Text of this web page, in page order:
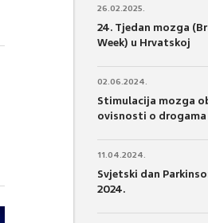
26.02.2025.
24. Tjedan mozga
Week) u Hrvatskoj
02.06.2024.
Stimulacija mozga
ovisnosti o drogama
11.04.2024.
Svjetski dan
2024.